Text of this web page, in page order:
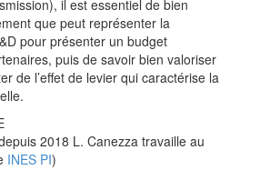
il est essentiel de bien
que peut représenter la
pour présenter un budget
puis de savoir bien valoriser
de l’effet de levier qui caractérise la
2018 L. Canezza travaille au
INES PI)